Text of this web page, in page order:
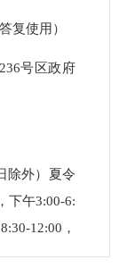
复使用）
号区政府
除外）夏令
下午3:00-6:
12:00，